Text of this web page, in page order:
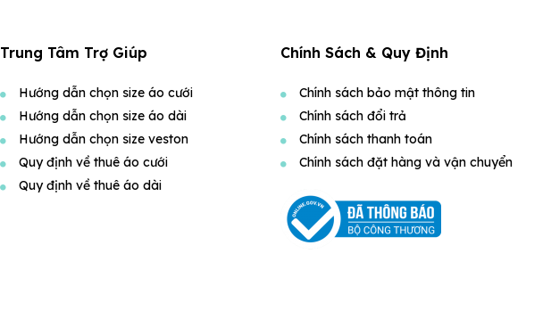
Trung Tâm Trợ Giúp
Hướng dẫn chọn size áo cưới
Hướng dẫn chọn size áo dài
Hướng dẫn chọn size veston
Quy định về thuê áo cưới
Quy định về thuê áo dài
Chính Sách & Quy Định
Chính sách bảo mật thông tin
Chính sách đổi trả
Chính sách thanh toán
Chính sách đặt hàng và vận chuyển